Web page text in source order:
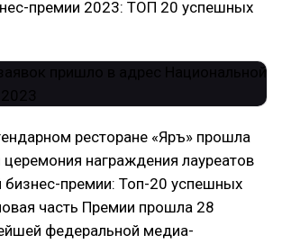
премии 2023: ТОП 20 успешных
ресторане «Яръ» прошла
награждения лауреатов
бизнес-премии: Топ-20 успешных
часть Премии прошла 28
федеральной медиа-